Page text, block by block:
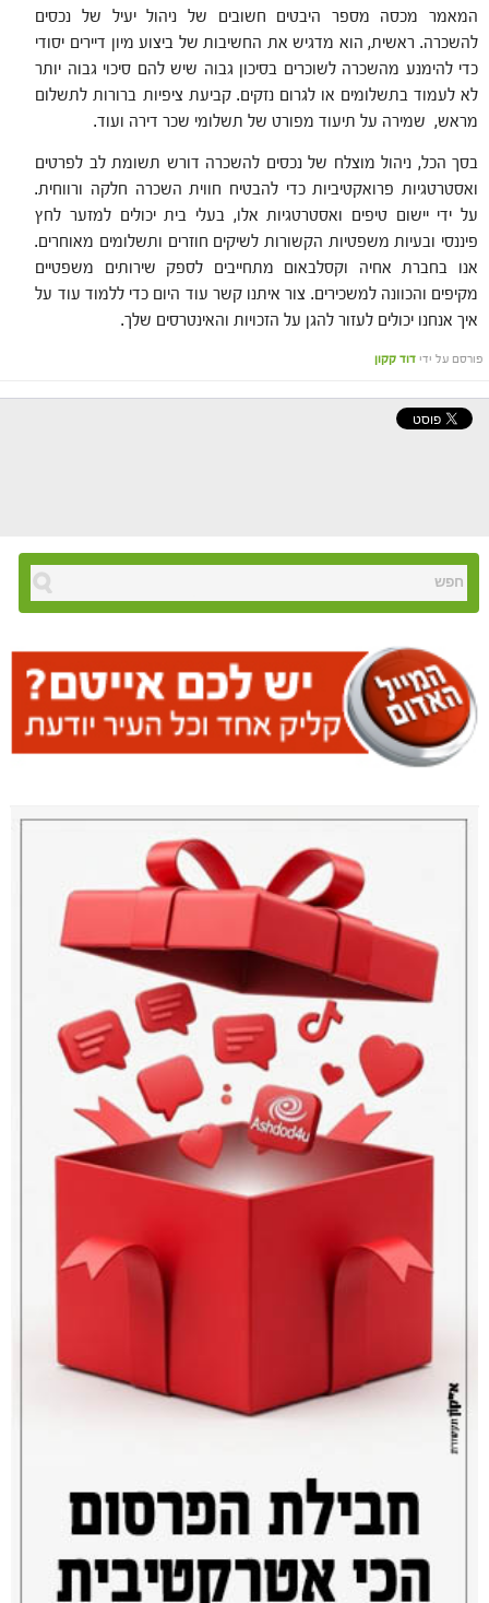
המאמר מכסה מספר היבטים חשובים של ניהול יעיל של נכסים
להשכרה. ראשית, הוא מדגיש את החשיבות של ביצוע מיון דיירים יסודי
כדי להימנע מהשכרה לשוכרים בסיכון גבוה שיש להם סיכוי גבוה יותר
לא לעמוד בתשלומים או לגרום נזקים. קביעת ציפיות ברורות לתשלום
מראש, שמירה על תיעוד מפורט של תשלומי שכר דירה ועוד.
בסך הכל, ניהול מוצלח של נכסים להשכרה דורש תשומת לב לפרטים
ואסטרטגיות פרואקטיביות כדי להבטיח חווית השכרה חלקה ורווחית.
על ידי יישום טיפים ואסטרטגיות אלו, בעלי בית יכולים למזער לחץ
פיננסי ובעיות משפטיות הקשורות לשיקים חוזרים ותשלומים מאוחרים.
אנו בחברת אחיה וקסלבאום מתחייבים לספק שירותים משפטיים
מקיפים והכוונה למשכירים. צור איתנו קשר עוד היום כדי ללמוד עוד על
איך אנחנו יכולים לעזור להגן על הזכויות והאינטרסים שלך.
פורסם על ידי דוד קקון